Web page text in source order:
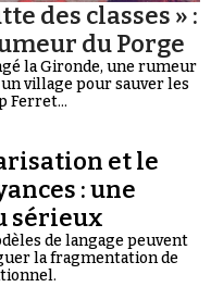
des classes » :
du Porge
la Gironde, une rumeur
village pour sauver les
Ferret...
et le
: une
sérieux
de langage peuvent
la fragmentation de